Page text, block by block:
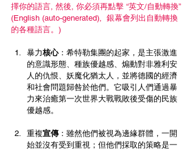
擇你的語言, 然後, 你必須再點擊 “英文/自動轉換”
(English (auto-generated),  銀幕會列出自動轉換
的各種語言。)
暴力核心：希特勒集團的起家，是主張激進
的意識形態、種族優越感、煽動對非雅利安
人的仇恨、妖魔化猶太人，並將德國的經濟
和社會問題歸咎於他們。它吸引人們通過暴
力來治癒第一次世界大戰戰敗後受傷的民族
優越感。
重複宣傳 ：雖然他們被視為邊緣群體，一開
始並沒有受到重視；但他們採取的策略是一